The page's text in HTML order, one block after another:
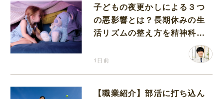
子どもの夜更かしによる３つ
の悪影響とは？長期休みの生
活リズムの整え方を精神科医
1日前
【職業紹介】部活に打ち込ん